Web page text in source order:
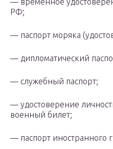
РФ;
— паспорт моряка
— дипломатический
— служебный паспорт;
— удостоверение
военный билет;
— паспорт иностранного